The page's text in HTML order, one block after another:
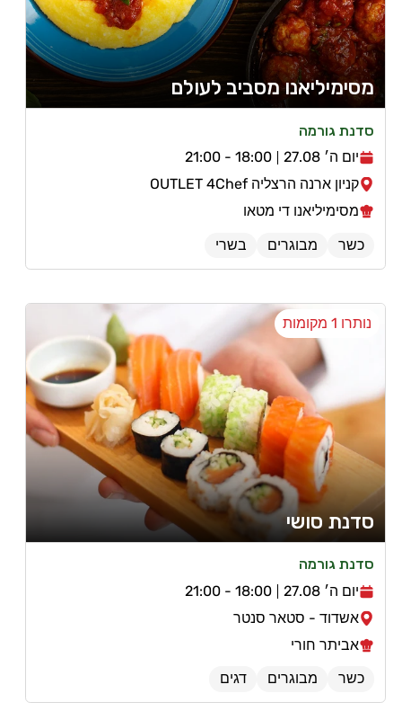
מסימיליאנו מסביב לעולם
סדנת גורמה
יום ה׳ 27.08
18:00 - 21:00
קניון ארנה הרצליה OUTLET 4Chef
מסימיליאנו די מטאו
כשר
מבוגרים בשרי
נותרו 1 מקומות
סדנת סושי
סדנת גורמה
יום ה׳ 27.08
18:00 - 21:00
אשדוד - סטאר סנטר
אביתר חורי
כשר
מבוגרים דגים